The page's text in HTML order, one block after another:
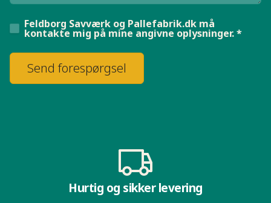
Feldborg Savværk og Pallefabrik.dk må
kontakte mig på mine angivne oplysninger. *
Send forespørgsel
Hurtig og sikker levering​​​​‌ ‍ ​‍​‍‌‍ ‌ ​‍‌‍‍‌‌‍‌ ‌‍‍‌‌‍ ‍​‍​‍​ ‍‍​‍​‍‌ ​ ‌‍​‌‌‍ ‍‌‍‍‌‌ ‌​‌ ‍‌​‍ ‍‌‍‍‌‌‍ ​‍​‍​‍ ​​‍​‍‌‍‍​‌ ​‍‌‍‌‌‌‍‌‍​‍​‍​ ‍‍​‍​‍‌ ​ ‌ ‌‌‌ ​​‌‍‌‌‌ ​‍​‍ ‌‌‍ ​‌‍ ‌‍‌ ‌‍‍‌‌‍ ‍​‍ ‌‍‍‌‌‍ ‍‌ ‌​‌‍‌‌‌‍ ‍‌ ‌​​‍ ‌‍‌‌‌‍‌​‌‍‍‌‌ ‌​​‍ ‌‍ ‌‌‍ ‌‍‌​‌‍‌‌​ ‌‌ ​​‌ ​‍‌‍‌‌‌ ​ ‌‍‌‌‌‍ ‍‌ ‌​‌‍​‌‌ ‌​‌‍‍‌‌‍ ‌‍ ‍​ ‍ ‌‍‍‌‌‍‌​​ ‌‌ ​ ‌‍‍​‌‍ ‌ ​​‌‍‍‌‌‍‌‍‌ ‍‌‌​​ ‌‍ ‌‍ ​‌‍ ​‌‍‌‌‌‍​ ‌ ‌​‌‍‍‌‌‍ ‌‍ ‍​‍ ‌​ ​‍​ ‍​​ ‌ ​ ‌ ​ ‌ ​ ​‌​ ​ ​ ‌‍​ ​‌​ ‌​​ ‍​​ ‌ ​ ‍ ‌ ‌​‌ ‍‌‌ ​​‌‍‌‌​ ‌‌‍​ ‌‍ ‌‍ ​‌‍ ​‌‍‌‌‌‍​ ‌ ‌​‌‍‍‌‌‍ ‌‍ ‍​ ‍ ‌ ​​‌‍​‌‌ ‌​‌‍‍​​ ‌‌ ​​‌‍​‌‌‍‌ ‌‍‌‌‌​​‍‌ ‌‌‌‍‍‌‌‍ ​‌‍‌​‌‍‌‌‌ ​‍​‍‌‌​ ‌‌‌​​‍‌‌ ‌‍‍ ‌‍‌‌‌ ‍‌​‍‌‌​ ​ ‌​‌​​‍‌‌​ ​ ‌​‌​​‍‌‌​ ​‍​ ​‍​ ​​‌‍‌‌‌‍​‍‌‍‌‍‌‍​‍‌‍‌​​ ‍‌‌‍‌‌​ ​​​ ​ ​ ​ ‌‍‌‍​‍‌‌​ ​‍​ ​‍​‍‌‌​ ‌‌‌​‌​​‍ ‍‌‍​‍‌‍ ‌ ‍​‌‍‌‌‌ ​ ​‍‌‌​ ‌‌‌​​‍‌‌ ‌‍‍ ‌‍‌‌‌ ‍‌​‍‌‌​ ​ ‌​‌​​‍‌‌​ ​ ‌​‌​​‍‌‌​ ​‍​ ​‍​ ‌‌‌‍‌‍​ ‍‌‌‍‌​​ ‌ ​ ‌‍​ ​‌​ ‌‍‌‍‌‍​ ‍‌​ ​‌​ ‌​​‍‌‌​ ​‍​ ​‍​‍‌‌​ ‌‌‌​‌​​‍ ‍‌ ‌​‌‍‍‌‌ ‌​‌‍ ​‌‍‌‌​ ‌‍​‍‌‍​‌‌ ​ ‌‍‌‌‌‌‌‌‌ ​‍‌‍ ​​ ‌‌ ​ ‌ ‌‌‌ ​​‌‍‌‌‌ ​‍​‍ ‌‌‍ ​‌‍ ‌‍‌ ‌‍‍‌‌‍ ‍​‍‌‍‌‍‍‌‌‍‌​​ ‌‌ ​ ‌‍‍​‌‍ ‌ ​​‌‍‍‌‌‍‌‍‌ ‍‌‌​​ ‌‍ ‌‍ ​‌‍ ​‌‍‌‌‌‍​ ‌ ‌​‌‍‍‌‌‍ ‌‍ ‍​‍ ‌​ ​‍​ ‍​​ ‌ ​ ‌ ​ ‌ ​ ​‌​ ​ ​ ‌‍​ ​‌​ ‌​​ ‍​​ ‌ ​‍‌‍‌ ‌​‌ ‍‌‌ ​​‌‍‌‌​ ‌‌‍​ ‌‍ ‌‍ ​‌‍ ​‌‍‌‌‌‍​ ‌ ‌​‌‍‍‌‌‍ ‌‍ ‍​‍‌‍‌ ​​‌‍​‌‌ ‌​‌‍‍​​ ‌‌ ​​‌‍​‌‌‍‌ ‌‍‌‌‌​​‍‌ ‌‌‌‍‍‌‌‍ ​‌‍‌​‌‍‌‌‌ ​‍​‍‌‌​ ‌‌‌​​‍‌‌ ‌‍‍ ‌‍‌‌‌ ‍‌​‍‌‌​ ​ ‌​‌​​‍‌‌​ ​ ‌​‌​​‍‌‌​ ​‍​ ​‍​ ​​‌‍‌‌‌‍​‍‌‍‌‍‌‍​‍‌‍‌​​ ‍‌‌‍‌‌​ ​​​ ​ ​ ​ ‌‍‌‍​‍‌‌​ ​‍​ ​‍​‍‌‌​ ‌‌‌​‌​​‍ ‍‌‍​‍‌‍ ‌ ‍​‌‍‌‌‌ ​ ​‍‌‌​ ‌‌‌​​‍‌‌ ‌‍‍ ‌‍‌‌‌ ‍‌​‍‌‌​ ​ ‌​‌​​‍‌‌​ ​ ‌​‌​​‍‌‌​ ​‍​ ​‍​ ‌‌‌‍‌‍​ ‍‌‌‍‌​​ ‌ ​ ‌‍​ ​‌​ ‌‍‌‍‌‍​ ‍‌​ ​‌​ ‌​​‍‌‌​ ​‍​ ​‍​‍‌‌​ ‌‌‌​‌​​‍ ‍‌ ‌​‌‍‍‌‌ ‌​‌‍ ​‌‍‌‌​‍‌‍‌ ​​‌‍‌‌‌ ​‍‌ ​ ‌ ​​‌‍‌‌‌‍​ ‌ ‌​‌‍‍‌‌ ‌‍‌‍‌‌​ ‌‌ ​​‌ ‌‌‌‍​‍‌‍ ​‌‍‍‌‌ ​ ‌‍‍​‌‍‌‌‌‍‌​​‍​‍‌ ‌